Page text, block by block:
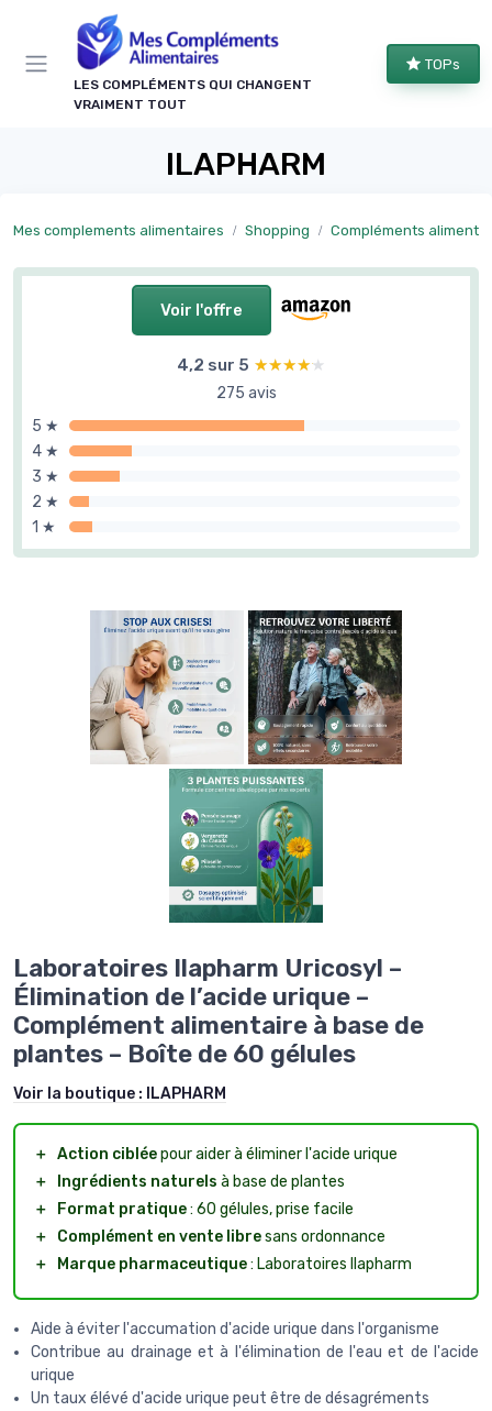
LES COMPLÉMENTS QUI CHANGENT
VRAIMENT TOUT
TOPs
ILAPHARM
Mes complements alimentaires Shopping Compléments alimentaires par
Voir l'offre
4,2 sur 5 ★★★★★
★★★★★
275 avis
5 ★
4 ★
3 ★
2 ★
1 ★
Laboratoires Ilapharm Uricosyl –
Élimination de l’acide urique –
Complément alimentaire à base de
plantes – Boîte de 60 gélules
Voir la boutique : ILAPHARM
＋ Action cibléepour aider à éliminer l'acide urique
＋
Ingrédients naturels à base de plantes
＋
Format pratique: 60 gélules, prise facile
＋
Complément en vente libresans ordonnance
＋
Marque pharmaceutique: Laboratoires Ilapharm
Aide à éviter l'accumation d'acide urique dans l'organisme
Contribue au drainage et à l'élimination de l'eau et de l'acide
urique
Un taux élévé d'acide urique peut être de désagréments
Panneau de gestion des cookies